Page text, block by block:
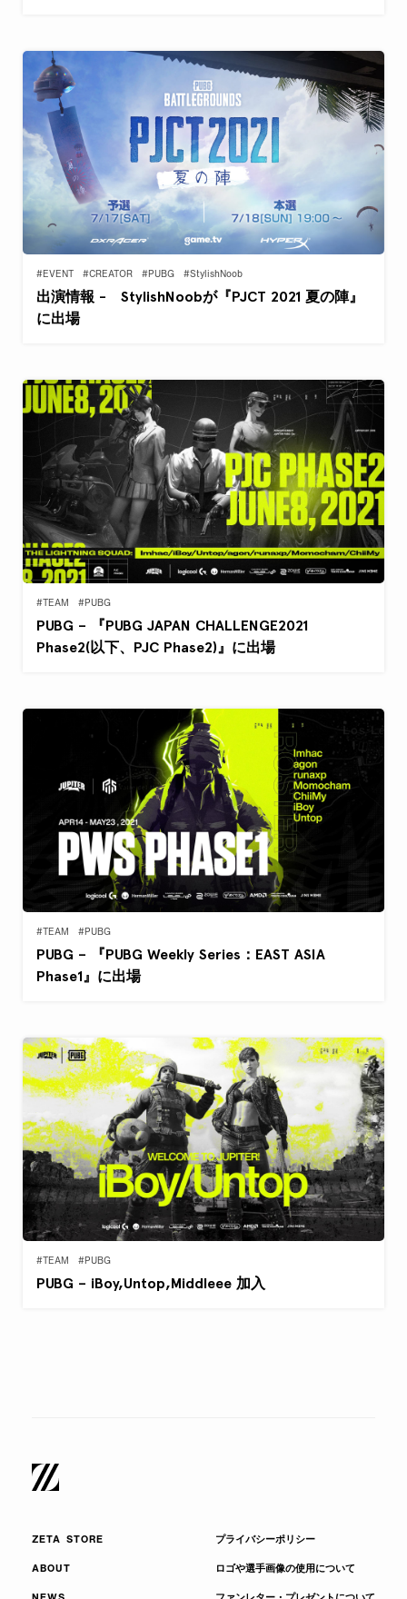
#EVENT #CREATOR #PUBG #StylishNoob
出演情報 - StylishNoobが『PJCT 2021 夏の陣』
に出場
#TEAM #PUBG
PUBG – 『PUBG JAPAN CHALLENGE2021
Phase2(以下、PJC Phase2)』に出場
#TEAM #PUBG
PUBG – 『PUBG Weekly Series：EAST ASIA
Phase1』に出場
#TEAM #PUBG
PUBG – iBoy,Untop,Middleee 加入
ZETA STORE
ABOUT
プライバシーポリシー
ロゴや選手画像の使用について